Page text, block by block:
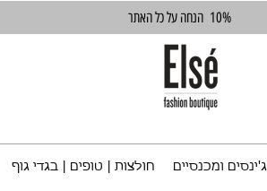
10% הנחה על כל האתר
ג'ינסים ומכנסיים חולצות | טופים | בגדי גוף